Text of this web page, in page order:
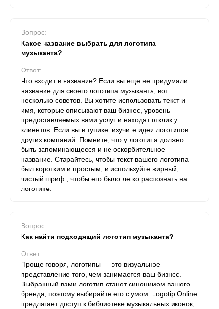
Вопрос:
Какое название выбрать для логотипа
музыканта?
Ответ:
Что входит в название? Если вы еще не придумали
название для своего логотипа музыканта, вот
несколько советов. Вы хотите использовать текст и
имя, которые описывают ваш бизнес, уровень
предоставляемых вами услуг и находят отклик у
клиентов. Если вы в тупике, изучите идеи логотипов
других компаний. Помните, что у логотипа должно
быть запоминающееся и не оскорбительное
название. Старайтесь, чтобы текст вашего логотипа
был коротким и простым, и используйте жирный,
чистый шрифт, чтобы его было легко распознать на
логотипе.
Вопрос:
Как найти подходящий логотип музыканта?
Ответ:
Проще говоря, логотипы — это визуальное
представление того, чем занимается ваш бизнес.
Выбранный вами логотип станет синонимом вашего
бренда, поэтому выбирайте его с умом. Logotip.Online
предлагает доступ к библиотеке музыкальных иконок,